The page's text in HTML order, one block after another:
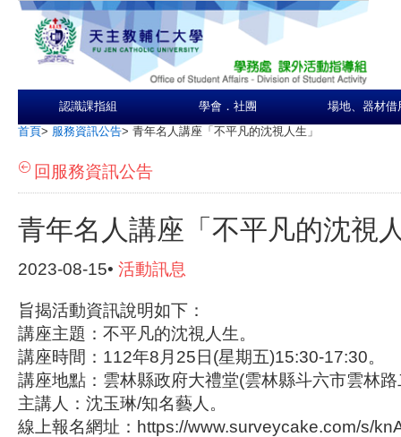
認識課指組 學會．社團 場地、器材借
首頁> 服務資訊公告> 青年名人講座「不平凡的沈視人生」
回服務資訊公告
青年名人講座「不平凡的沈視
2023-08-15• 活動訊息
旨揭活動資訊說明如下：
講座主題：不平凡的沈視人生。
講座時間：112年8月25日(星期五)15:30-17:30。
講座地點：雲林縣政府大禮堂(雲林縣斗六市雲林
主講人：沈玉琳/知名藝人。
線上報名網址：https://www.surveycake.com/s/